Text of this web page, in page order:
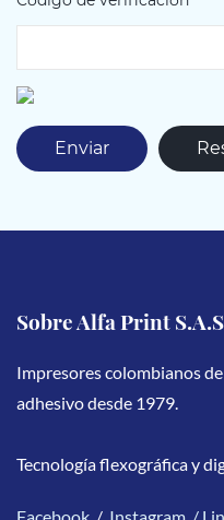
Sobre Alfa Print
Impresores colombianos
adhesivo desde 1979.
Tecnología flexográfica y
Facebook / Instagram /